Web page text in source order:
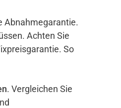
Abnahmegarantie.
Achten Sie
So
. Vergleichen Sie